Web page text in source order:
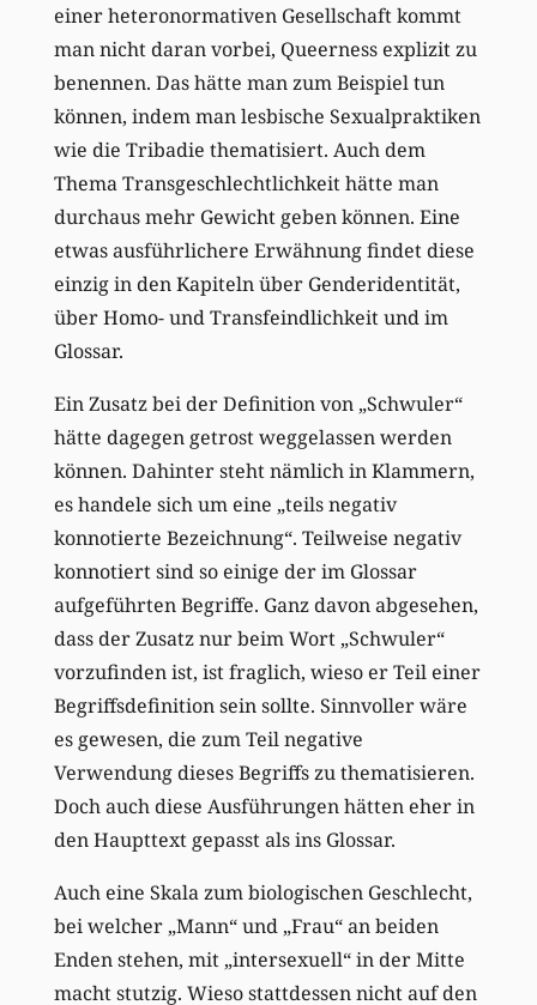
einer heteronormativen Gesellschaft kommt
man nicht daran vorbei, Queerness explizit zu
benennen. Das hätte man zum Beispiel tun
können, indem man lesbische Sexualpraktiken
wie die Tribadie thematisiert. Auch dem
Thema Transgeschlechtlichkeit hätte man
durchaus mehr Gewicht geben können. Eine
etwas ausführlichere Erwähnung findet diese
einzig in den Kapiteln über Genderidentität,
über Homo- und Transfeindlichkeit und im
Glossar.
Ein Zusatz bei der Definition von „Schwuler“
hätte dagegen getrost weggelassen werden
können. Dahinter steht nämlich in Klammern,
es handele sich um eine „teils negativ
konnotierte Bezeichnung“. Teilweise negativ
konnotiert sind so einige der im Glossar
aufgeführten Begriffe. Ganz davon abgesehen,
dass der Zusatz nur beim Wort „Schwuler“
vorzufinden ist, ist fraglich, wieso er Teil einer
Begriffsdefinition sein sollte. Sinnvoller wäre
es gewesen, die zum Teil negative
Verwendung dieses Begriffs zu thematisieren.
Doch auch diese Ausführungen hätten eher in
den Haupttext gepasst als ins Glossar.
Auch eine Skala zum biologischen Geschlecht,
bei welcher „Mann“ und „Frau“ an beiden
Enden stehen, mit „intersexuell“ in der Mitte
macht stutzig. Wieso stattdessen nicht auf den